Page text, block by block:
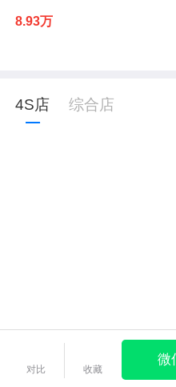
8.93万
4S店 综合店
对比 收藏
微